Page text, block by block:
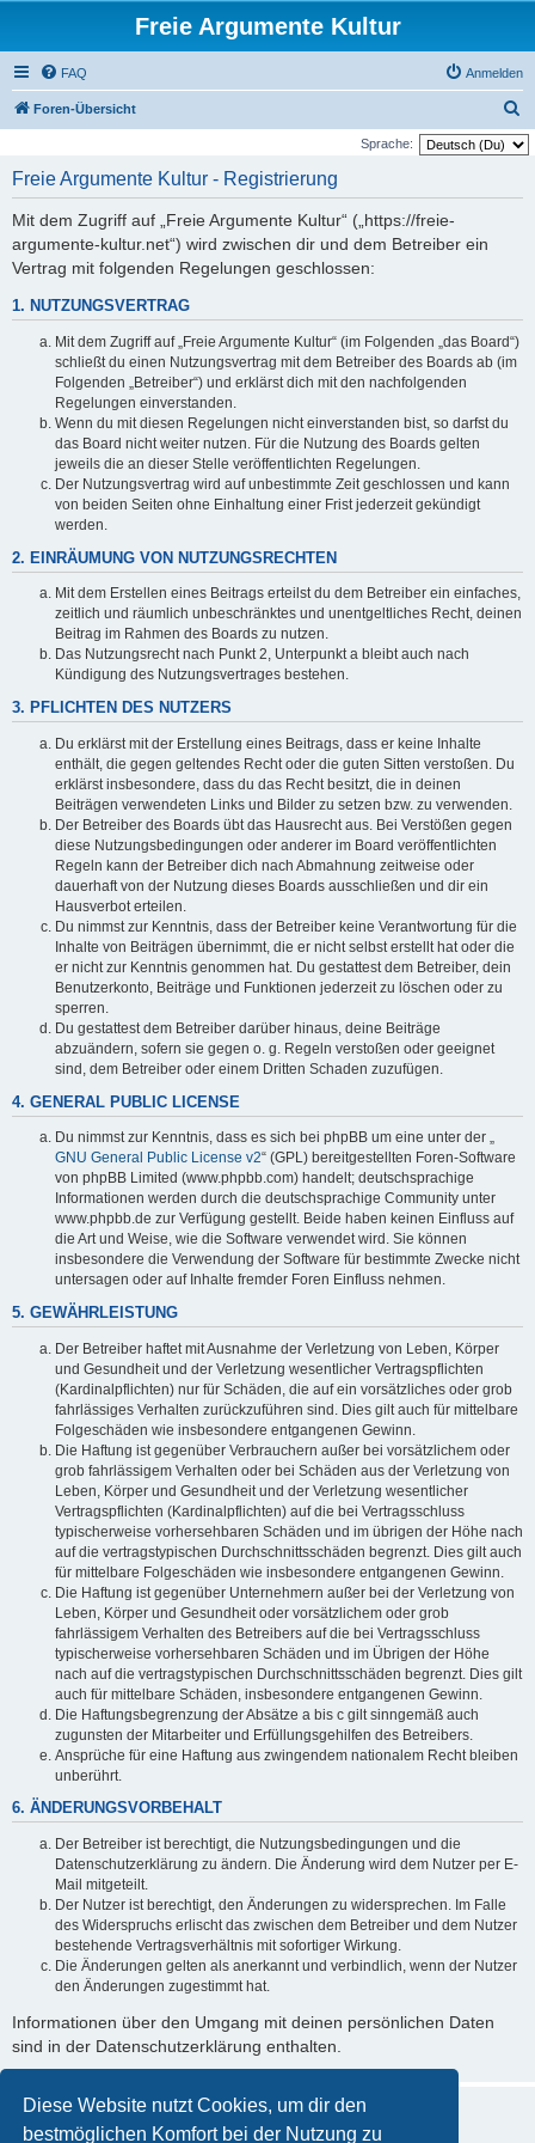
Diese Website nutzt Cookies, um dir den
bestmöglichen Komfort bei der Nutzung zu
Freie Argumente Kultur
FAQ Anmelden
Foren-Übersicht
u
Sprache:
Freie Argumente Kultur - Registrierung
Mit dem Zugriff auf „Freie Argumente Kultur“ („https://freie-
argumente-kultur.net“) wird zwischen dir und dem Betreiber ein
Vertrag mit folgenden Regelungen geschlossen:
1. NUTZUNGSVERTRAG
Mit dem Zugriff auf „Freie Argumente Kultur“ (im Folgenden „das Board“)
schließt du einen Nutzungsvertrag mit dem Betreiber des Boards ab (im
Folgenden „Betreiber“) und erklärst dich mit den nachfolgenden
Regelungen einverstanden.
Wenn du mit diesen Regelungen nicht einverstanden bist, so darfst du
das Board nicht weiter nutzen. Für die Nutzung des Boards gelten
jeweils die an dieser Stelle veröffentlichten Regelungen.
Der Nutzungsvertrag wird auf unbestimmte Zeit geschlossen und kann
von beiden Seiten ohne Einhaltung einer Frist jederzeit gekündigt
werden.
2. EINRÄUMUNG VON NUTZUNGSRECHTEN
Mit dem Erstellen eines Beitrags erteilst du dem Betreiber ein einfaches,
zeitlich und räumlich unbeschränktes und unentgeltliches Recht, deinen
Beitrag im Rahmen des Boards zu nutzen.
Das Nutzungsrecht nach Punkt 2, Unterpunkt a bleibt auch nach
Kündigung des Nutzungsvertrages bestehen.
3. PFLICHTEN DES NUTZERS
Du erklärst mit der Erstellung eines Beitrags, dass er keine Inhalte
enthält, die gegen geltendes Recht oder die guten Sitten verstoßen. Du
erklärst insbesondere, dass du das Recht besitzt, die in deinen
Beiträgen verwendeten Links und Bilder zu setzen bzw. zu verwenden.
Der Betreiber des Boards übt das Hausrecht aus. Bei Verstößen gegen
diese Nutzungsbedingungen oder anderer im Board veröffentlichten
Regeln kann der Betreiber dich nach Abmahnung zeitweise oder
dauerhaft von der Nutzung dieses Boards ausschließen und dir ein
Hausverbot erteilen.
Du nimmst zur Kenntnis, dass der Betreiber keine Verantwortung für die
Inhalte von Beiträgen übernimmt, die er nicht selbst erstellt hat oder die
er nicht zur Kenntnis genommen hat. Du gestattest dem Betreiber, dein
Benutzerkonto, Beiträge und Funktionen jederzeit zu löschen oder zu
sperren.
Du gestattest dem Betreiber darüber hinaus, deine Beiträge
abzuändern, sofern sie gegen o. g. Regeln verstoßen oder geeignet
sind, dem Betreiber oder einem Dritten Schaden zuzufügen.
4. GENERAL PUBLIC LICENSE
Du nimmst zur Kenntnis, dass es sich bei phpBB um eine unter der „
GNU General Public License v2“ (GPL) bereitgestellten Foren-Software
von phpBB Limited (www.phpbb.com) handelt; deutschsprachige
Informationen werden durch die deutschsprachige Community unter
www.phpbb.de zur Verfügung gestellt. Beide haben keinen Einfluss auf
die Art und Weise, wie die Software verwendet wird. Sie können
insbesondere die Verwendung der Software für bestimmte Zwecke nicht
untersagen oder auf Inhalte fremder Foren Einfluss nehmen.
5. GEWÄHRLEISTUNG
Der Betreiber haftet mit Ausnahme der Verletzung von Leben, Körper
und Gesundheit und der Verletzung wesentlicher Vertragspflichten
(Kardinalpflichten) nur für Schäden, die auf ein vorsätzliches oder grob
fahrlässiges Verhalten zurückzuführen sind. Dies gilt auch für mittelbare
Folgeschäden wie insbesondere entgangenen Gewinn.
Die Haftung ist gegenüber Verbrauchern außer bei vorsätzlichem oder
grob fahrlässigem Verhalten oder bei Schäden aus der Verletzung von
Leben, Körper und Gesundheit und der Verletzung wesentlicher
Vertragspflichten (Kardinalpflichten) auf die bei Vertragsschluss
typischerweise vorhersehbaren Schäden und im übrigen der Höhe nach
auf die vertragstypischen Durchschnittsschäden begrenzt. Dies gilt auch
für mittelbare Folgeschäden wie insbesondere entgangenen Gewinn.
Die Haftung ist gegenüber Unternehmern außer bei der Verletzung von
Leben, Körper und Gesundheit oder vorsätzlichem oder grob
fahrlässigem Verhalten des Betreibers auf die bei Vertragsschluss
typischerweise vorhersehbaren Schäden und im Übrigen der Höhe
nach auf die vertragstypischen Durchschnittsschäden begrenzt. Dies gilt
auch für mittelbare Schäden, insbesondere entgangenen Gewinn.
Die Haftungsbegrenzung der Absätze a bis c gilt sinngemäß auch
zugunsten der Mitarbeiter und Erfüllungsgehilfen des Betreibers.
Ansprüche für eine Haftung aus zwingendem nationalem Recht bleiben
unberührt.
6. ÄNDERUNGSVORBEHALT
Der Betreiber ist berechtigt, die Nutzungsbedingungen und die
Datenschutzerklärung zu ändern. Die Änderung wird dem Nutzer per E-
Mail mitgeteilt.
Der Nutzer ist berechtigt, den Änderungen zu widersprechen. Im Falle
des Widerspruchs erlischt das zwischen dem Betreiber und dem Nutzer
bestehende Vertragsverhältnis mit sofortiger Wirkung.
Die Änderungen gelten als anerkannt und verbindlich, wenn der Nutzer
den Änderungen zugestimmt hat.
Informationen über den Umgang mit deinen persönlichen Daten
sind in der Datenschutzerklärung enthalten.